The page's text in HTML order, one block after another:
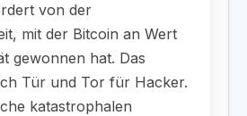
von der
mit der Bitcoin an Wert
gewonnen hat. Das
Tür und Tor für Hacker.
katastrophalen